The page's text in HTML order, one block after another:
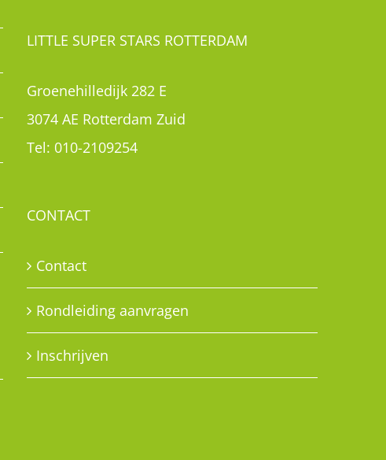
LITTLE SUPER STARS ROTTERDAM
Groenehilledijk 282 E
3074 AE Rotterdam Zuid
Tel: 010-2109254
CONTACT
Contact
Rondleiding aanvragen
Inschrijven